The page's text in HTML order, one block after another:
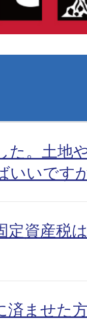
た。土地
いいです
定資産税
済ませた